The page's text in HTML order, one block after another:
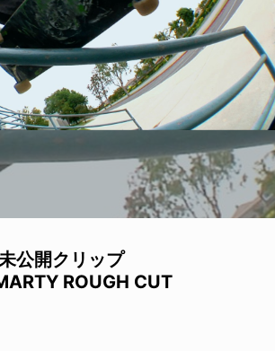
公開クリップ
ROUGH CUT